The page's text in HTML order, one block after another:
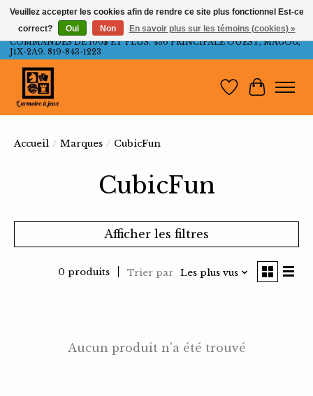
LIVRAISON GRATUITE AU QUÉBEC ET ONTARIO POUR LES
COMMANDES DE 100$ ET PLUS. 436 PRINCIPALE OUEST, MAGOG,
J1X-2A9. 819-843-1223
Liste dePanier
Accueil / Marques / CubicFun
CubicFun
Afficher les filtres
0 produits Trier par Les plus vus
Aucun produit n'a été trouvé
Veuillez accepter les cookies afin de rendre ce site plus fonctionnel Est-ce
correct?
Oui Non En savoir plus sur les témoins (cookies) »